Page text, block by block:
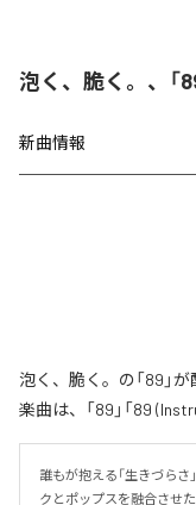
泡く、脆く。、「
新曲情報
泡く、脆く。の「89」
楽曲は、「89」「89
誰もが抱える「生きづらさ
クとポップスを融合させ